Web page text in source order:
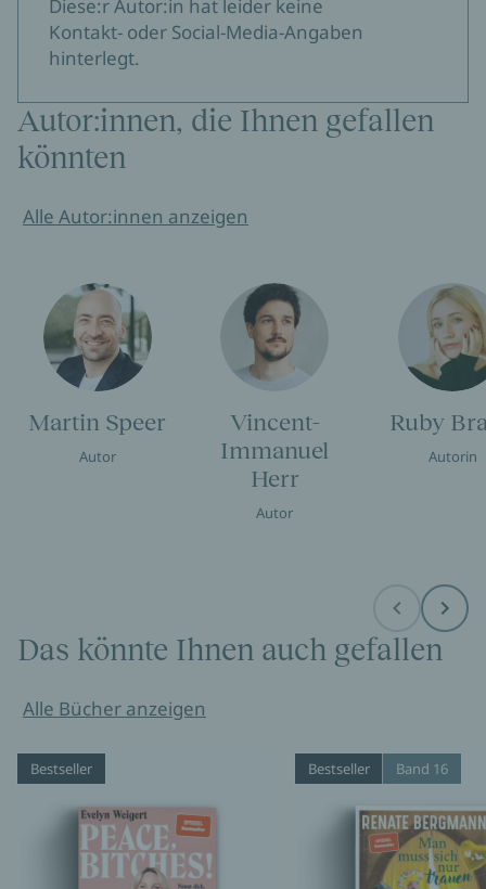
Diese:r Autor:in hat leider keine
Kontakt- oder Social-Media-Angaben
hinterlegt.
Autor:innen, die Ihnen gefallen
könnten
Alle Autor:innen anzeigen
Martin Speer
Autor
Vincent-
Immanuel
Herr
Autor
Ruby
Autorin
Before Next
Das könnte Ihnen auch gefallen
Alle Bücher anzeigen
Bestseller Bestseller Band 16